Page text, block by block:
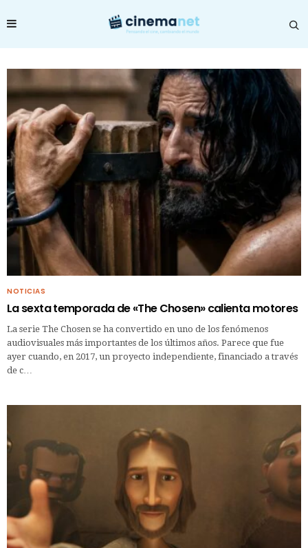
NOTICIAS
La sexta temporada de «The Chosen» calienta motores
La serie The Chosen se ha convertido en uno de los fenómenos
audiovisuales más importantes de los últimos años. Parece que fue
ayer cuando, en 2017, un proyecto independiente, financiado a través
de c…